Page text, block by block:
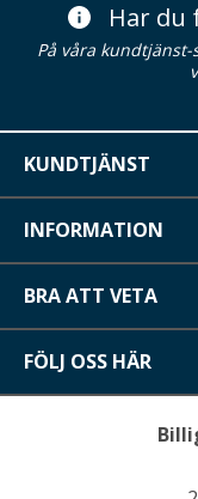
Har du
På våra
KUNDTJÄNST
INFORMATION
BRA ATT VETA
FÖLJ OSS HÄR